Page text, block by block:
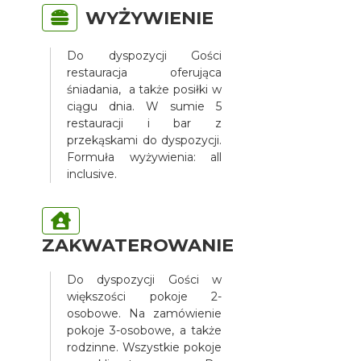
WYŻYWIENIE
Do dyspozycji Gości
restauracja oferująca
śniadania, a także posiłki w
ciągu dnia. W sumie 5
restauracji i bar z
przekąskami do dyspozycji.
Formuła wyżywienia: all
inclusive.
ZAKWATEROWANIE
Do dyspozycji Gości w
większości pokoje 2-
osobowe. Na zamówienie
pokoje 3-osobowe, a także
rodzinne. Wszystkie pokoje